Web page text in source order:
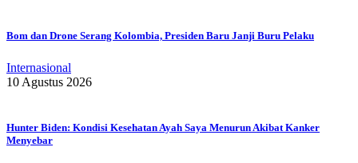
Bom dan Drone Serang Kolombia, Presiden Baru Janji Buru Pelaku
Internasional
10 Agustus 2026
Hunter Biden: Kondisi Kesehatan Ayah Saya Menurun Akibat Kanker
Menyebar